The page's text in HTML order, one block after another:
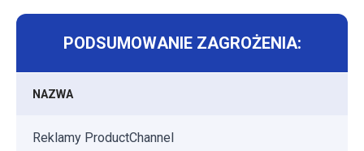
PODSUMOWANIE ZAGROŻENIA:
NAZWA
Reklamy ProductChannel